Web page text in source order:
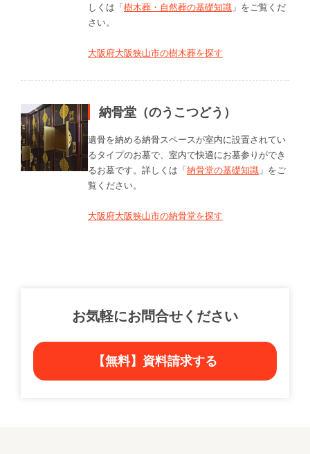
しくは「樹木葬・自然葬の基礎知識 」をご覧くだ
さい。
大阪府大阪狭山市の樹木葬を探す
納骨堂（のうこつどう）
遺骨を納める納骨スペースが室内に設置されてい
るタイプのお墓で、室内で快適にお墓参りができ
るお墓です。詳しくは「納骨堂の基礎知識 」をご
覧ください。
大阪府大阪狭山市の納骨堂を探す
お気軽にお問合せください
【無料】資料請求する